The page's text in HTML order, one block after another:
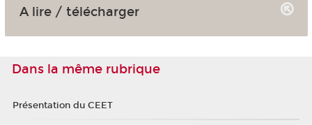
A lire / télécharger
Dans la même rubrique
Présentation du CEET